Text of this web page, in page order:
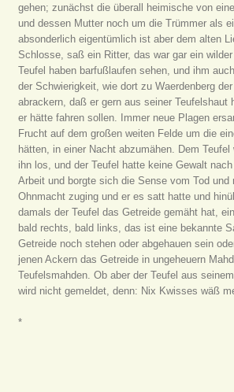
gehen; zunächst die überall heimische von
und dessen Mutter noch um die Trümmer als
absonderlich eigentümlich ist aber dem alten
Schlosse, saß ein Ritter, das war gar ein
Teufel haben barfußlaufen sehen, und ihm
der Schwierigkeit, wie dort zu Waerdenberg
abrackern, daß er gern aus seiner
er hätte fahren sollen. Immer neue Plagen
Frucht auf dem großen weiten Felde um die
hätten, in einer Nacht abzumähen. Dem
ihn los, und der Teufel hatte keine Gewalt
Arbeit und borgte sich die Sense vom Tod
Ohnmacht zuging und er es satt hatte und
damals der Teufel das Getreide gemäht hat,
bald rechts, bald links, das ist eine bekannte
Getreide noch stehen oder abgehauen sein
jenen Ackern das Getreide in ungeheuern
Teufelsmahden. Ob aber der Teufel aus
wird nicht gemeldet, denn: Nix Kwisses wäß
*